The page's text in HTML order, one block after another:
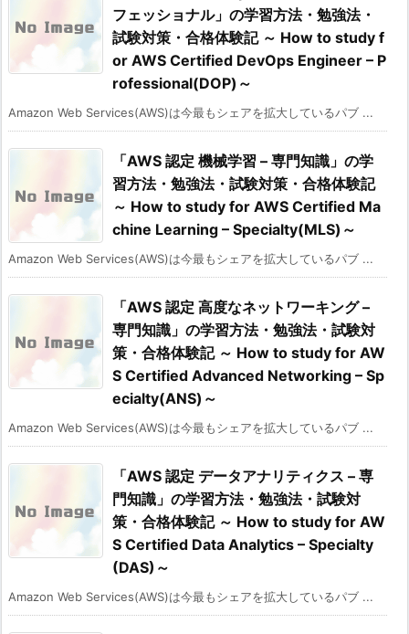
フェッショナル」の学習方法・勉強法・
試験対策・合格体験記 ～ How to study f
or AWS Certified DevOps Engineer – P
rofessional(DOP)～
Amazon Web Services(AWS)は今最もシェアを拡大しているパブ ...
「AWS 認定 機械学習 – 専門知識」の学
習方法・勉強法・試験対策・合格体験記
～ How to study for AWS Certified Ma
chine Learning – Specialty(MLS)～
Amazon Web Services(AWS)は今最もシェアを拡大しているパブ ...
「AWS 認定 高度なネットワーキング –
専門知識」の学習方法・勉強法・試験対
策・合格体験記 ～ How to study for AW
S Certified Advanced Networking – Sp
ecialty(ANS)～
Amazon Web Services(AWS)は今最もシェアを拡大しているパブ ...
「AWS 認定 データアナリティクス – 専
門知識」の学習方法・勉強法・試験対
策・合格体験記 ～ How to study for AW
S Certified Data Analytics – Specialty
(DAS)～
Amazon Web Services(AWS)は今最もシェアを拡大しているパブ ...